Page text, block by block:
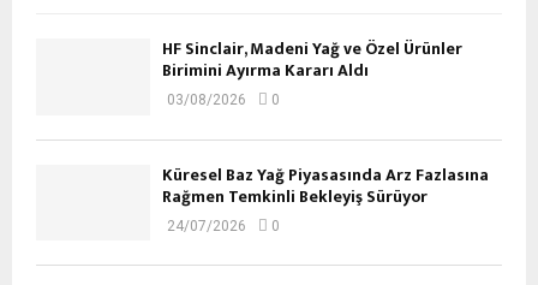
HF Sinclair, Madeni Yağ ve Özel Ürünler
Birimini Ayırma Kararı Aldı
03/08/2026 0
Küresel Baz Yağ Piyasasında Arz Fazlasına
Rağmen Temkinli Bekleyiş Sürüyor
24/07/2026 0